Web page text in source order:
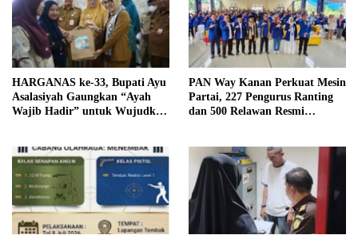
HARGANAS ke-33, Bupati Ayu
Asalasiyah Gaungkan “Ayah
Wajib Hadir” untuk Wujudkan
PAN Way Kanan Perkuat Mesin
Partai, 227 Pengurus Ranting
dan 500 Relawan Resmi